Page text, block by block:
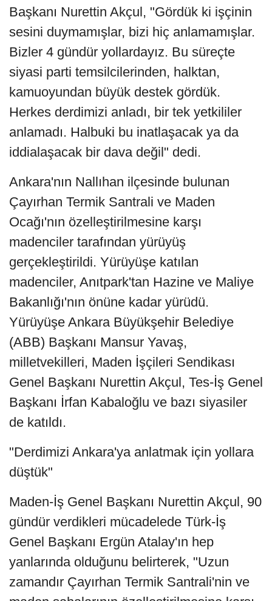
Başkanı Nurettin Akçul, "Gördük ki işçinin
sesini duymamışlar, bizi hiç anlamamışlar.
Bizler 4 gündür yollardayız. Bu süreçte
siyasi parti temsilcilerinden, halktan,
kamuoyundan büyük destek gördük.
Herkes derdimizi anladı, bir tek yetkililer
anlamadı. Halbuki bu inatlaşacak ya da
iddialaşacak bir dava değil" dedi.
Ankara'nın Nallıhan ilçesinde bulunan
Çayırhan Termik Santrali ve Maden
Ocağı'nın özelleştirilmesine karşı
madenciler tarafından yürüyüş
gerçekleştirildi. Yürüyüşe katılan
madenciler, Anıtpark'tan Hazine ve Maliye
Bakanlığı'nın önüne kadar yürüdü.
Yürüyüşe Ankara Büyükşehir Belediye
(ABB) Başkanı Mansur Yavaş,
milletvekilleri, Maden İşçileri Sendikası
Genel Başkanı Nurettin Akçul, Tes-İş Genel
Başkanı İrfan Kabaloğlu ve bazı siyasiler
de katıldı.
"Derdimizi Ankara'ya anlatmak için yollara
düştük"
Maden-İş Genel Başkanı Nurettin Akçul, 90
gündür verdikleri mücadelede Türk-İş
Genel Başkanı Ergün Atalay'ın hep
yanlarında olduğunu belirterek, "Uzun
zamandır Çayırhan Termik Santrali'nin ve